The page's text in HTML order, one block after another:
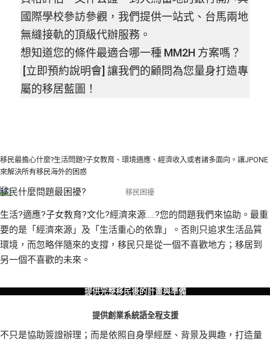
國際學校參訪參觀，我們提供一站式、台馬兩地
無縫接軌的頂級代辦服務。
想知道您的條件最適合哪一種 MM2H 方案嗎？
[立即預約說明會] 讓我們的顧問為您量身打造專
屬的移居藍圖！
移民最擔心什麼?生活問題?子女教育、環境適應、經濟收入或者諸多面向。讓JPONE
來解決所有移民海外的困惑
移民什麼問題最困擾?
生活?適應?子女教育?文化?經濟來源…..?您的問題我們來協助。最重
要的是「經濟來源」及「生活重心的依靠」。否則只追求生活品質
環境，而忽略伴隨來的支撐，移民只是從一個不喜歡地方；移居到
另一個不喜歡的未來。
提供完整移民後的計畫與準備
提供創業系統語全程支援
不只是協助簽證辦理；而是依照自身學經歷、背景及興趣，打造量